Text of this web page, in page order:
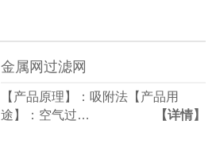
金属网过滤网
【产品原理】：吸附法【产品用
途】：空气过…
【详情】